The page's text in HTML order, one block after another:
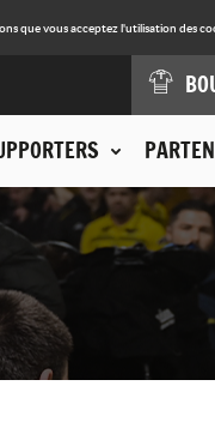
que vous acceptez l'utilisation des